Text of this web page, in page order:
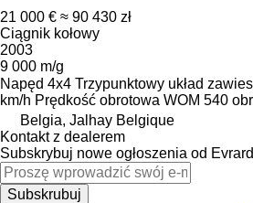
21 000 € ≈ 90 430 zł
Ciągnik kołowy
2003
9 000 m/g
Napęd 4x4 Trzypunktowy układ
km/h Prędkość obrotowa WOM 540
Belgia, Jalhay Belgique
Kontakt z dealerem
Subskrybuj nowe ogłoszenia od
Subskrubuj